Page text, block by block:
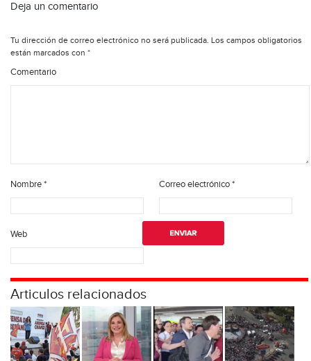
Deja un comentario
Tu dirección de correo electrónico no será publicada. Los campos obligatorios
están marcados con *
Comentario
Nombre* Correo electrónico*
Web
Articulos relacionados